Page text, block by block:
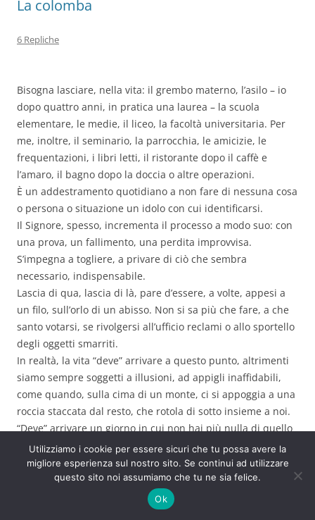
La colomba
6 Repliche
Bisogna lasciare, nella vita: il grembo materno, l’asilo – io
dopo quattro anni, in pratica una laurea – la scuola
elementare, le medie, il liceo, la facoltà universitaria. Per
me, inoltre, il seminario, la parrocchia, le amicizie, le
frequentazioni, i libri letti, il ristorante dopo il caffè e
l’amaro, il bagno dopo la doccia o altre operazioni.
È un addestramento quotidiano a non fare di nessuna cosa
o persona o situazione un idolo con cui identificarsi.
Il Signore, spesso, incrementa il processo a modo suo: con
una prova, un fallimento, una perdita improvvisa.
S’impegna a togliere, a privare di ciò che sembra
necessario, indispensabile.
Lascia di qua, lascia di là, pare d’essere, a volte, appesi a
un filo, sull’orlo di un abisso. Non si sa più che fare, a che
santo votarsi, se rivolgersi all’ufficio reclami o allo sportello
degli oggetti smarriti.
In realtà, la vita “deve” arrivare a questo punto, altrimenti
siamo sempre soggetti a illusioni, ad appigli inaffidabili,
come quando, sulla cima di un monte, ci si appoggia a una
roccia staccata dal resto, che rotola di sotto insieme a noi.
“Deve” arrivare un giorno in cui non hai più nulla di quello
che volevi. È il momento in cui la “filautia” cessa di vivere,
non respira più. In quel preciso istante, in te comincia a
respirare la Ruach, il Pneuma, lo Spirito di Dio, la roccia
affidabile, la colomba alle cui ali ci si aggrappa con fede,
Utilizziamo i cookie per essere sicuri che tu possa avere la
migliore esperienza sul nostro sito. Se continui ad utilizzare
questo sito noi assumiamo che tu ne sia felice.
Ok